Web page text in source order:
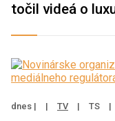
točil videá o
dnes | | TV | TS |